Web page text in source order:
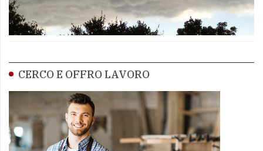
CERCO E OFFRO LAVORO